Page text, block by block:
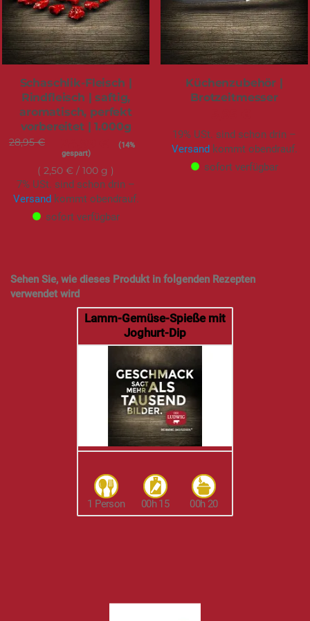
Schaschlik-Fleisch |
Rindfleisch | saftig,
aromatisch, perfekt
vorbereitet | 1.000g
28,95 €
(14%
gespart)
2,50 € / 100 g
7% USt. sind schon drin –
Versandkommt obendrauf.
sofort verfügbar
Küchenzubehör |
Brotzeitmesser
19% USt. sind schon drin –
Versandkommt obendrauf.
sofort verfügbar
Sehen Sie, wie dieses Produkt in folgenden Rezepten
verwendet wird
Lamm-Gemüse-Spieße mit
Joghurt-Dip
1 Person 00h 15 00h 20